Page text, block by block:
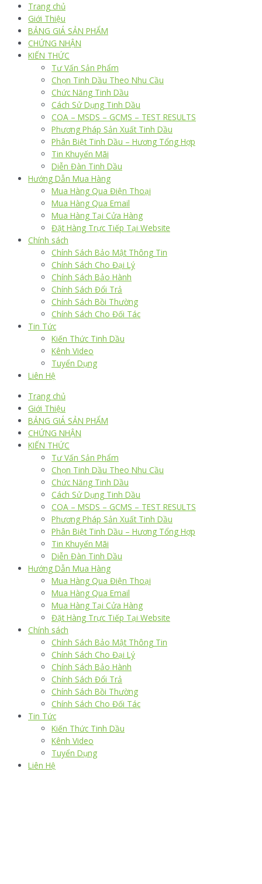
Trang chủ
Giới Thiệu
BẢNG GIÁ SẢN PHẨM
CHỨNG NHẬN
KIẾN THỨC
Tư Vấn Sản Phẩm
Chọn Tinh Dầu Theo Nhu Cầu
Chức Năng Tinh Dầu
Cách Sử Dụng Tinh Dầu
COA – MSDS – GCMS – TEST RESULTS
Phương Pháp Sản Xuất Tinh Dầu
Phân Biệt Tinh Dầu – Hương Tổng Hợp
Tin Khuyến Mãi
Diễn Đàn Tinh Dầu
Hướng Dẫn Mua Hàng
Mua Hàng Qua Điện Thoại
Mua Hàng Qua Email
Mua Hàng Tại Cửa Hàng
Đặt Hàng Trực Tiếp Tại Website
Chính sách
Chính Sách Bảo Mật Thông Tin
Chính Sách Cho Đại Lý
Chính Sách Bảo Hành
Chính Sách Đổi Trả
Chính Sách Bồi Thường
Chính Sách Cho Đối Tác
Tin Tức
Kiến Thức Tinh Dầu
Kênh Video
Tuyển Dụng
Liên Hệ
Trang chủ
Giới Thiệu
BẢNG GIÁ SẢN PHẨM
CHỨNG NHẬN
KIẾN THỨC
Tư Vấn Sản Phẩm
Chọn Tinh Dầu Theo Nhu Cầu
Chức Năng Tinh Dầu
Cách Sử Dụng Tinh Dầu
COA – MSDS – GCMS – TEST RESULTS
Phương Pháp Sản Xuất Tinh Dầu
Phân Biệt Tinh Dầu – Hương Tổng Hợp
Tin Khuyến Mãi
Diễn Đàn Tinh Dầu
Hướng Dẫn Mua Hàng
Mua Hàng Qua Điện Thoại
Mua Hàng Qua Email
Mua Hàng Tại Cửa Hàng
Đặt Hàng Trực Tiếp Tại Website
Chính sách
Chính Sách Bảo Mật Thông Tin
Chính Sách Cho Đại Lý
Chính Sách Bảo Hành
Chính Sách Đổi Trả
Chính Sách Bồi Thường
Chính Sách Cho Đối Tác
Tin Tức
Kiến Thức Tinh Dầu
Kênh Video
Tuyển Dụng
Liên Hệ